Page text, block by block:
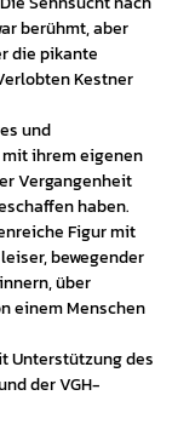
berühmt, aber
die pikante
Kestner
und
ihrem eigenen
Vergangenheit
haben.
Figur mit
bewegender
über
einem Menschen
Unterstützung des
der VGH-